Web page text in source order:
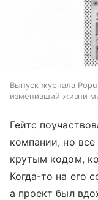
Выпуск журнала
изменивший жизни
Гейтс
компании, но
крутым кодом,
Когда-то на его
а проект был